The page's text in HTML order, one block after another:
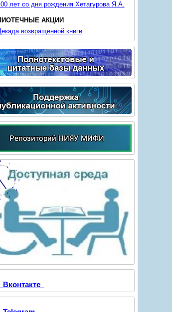
лет со дня рождения Хетагурова Я.А.
АКЦИИ
возвращенной книги
1
2
3
4
5
6
Вконтакте